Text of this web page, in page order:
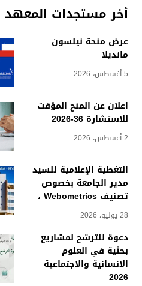
أخر مستجدات المعهد
عرض منحة نيلسون
مانديلا
5 أغسطس، 2026
اعلان عن المنح المؤقت
للاستشارة 36-2026
2 أغسطس، 2026
التغطية الإعلامية للسيد
مدير الجامعة بخصوص
تصنيف Webometrics ،
28 يوليو، 2026
دعوة للترشح لمشاريع
بحثية في العلوم
الانسانية والاجتماعية
2026